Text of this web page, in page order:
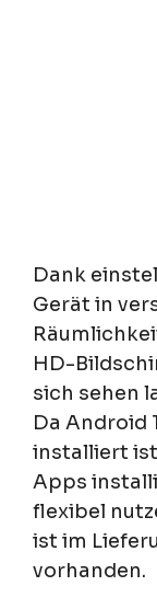
Dank
Gerät in
HD-
sich sehen
Da Android
installiert
Apps
flexibel
ist im
vorhanden.